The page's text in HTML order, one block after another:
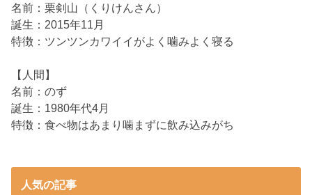
名前：栗剣山（くりけんさん）
誕生：2015年11月
特徴：ツンツンカワイイがよく噛みよく寝る
【人間】
名前：のず
誕生：1980年代4月
特徴：食べ物はあまり噛まずに飲み込みがち
人気の記事